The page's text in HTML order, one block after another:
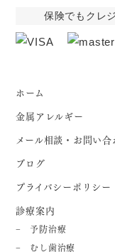
保険でもクレ
ホーム
金属アレルギー
メール相談・お問い
ブログ
プライバシーポリシー
診療案内
予防治療
むし歯治療